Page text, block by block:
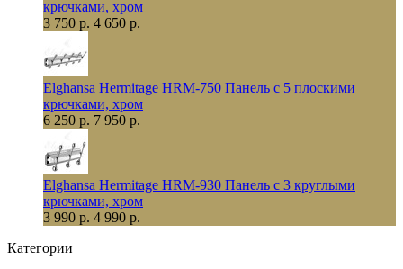
крючками, хром
3 750 р. 4 650 р.
Elghansa Hermitage HRM-750 Панель с 5 плоскими
крючками, хром
6 250 р. 7 950 р.
Elghansa Hermitage HRM-930 Панель с 3 круглыми
крючками, хром
3 990 р. 4 990 р.
Категории